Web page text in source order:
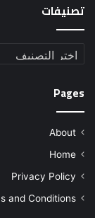
تصنيفات
تصنيفات
Pages
About
Home
Privacy Policy
and Conditions